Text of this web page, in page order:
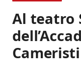
Al teatro
Cameristi